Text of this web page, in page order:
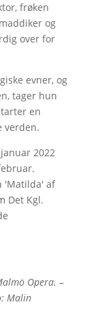
frøken
og
over for
evner, og
tager hun
en
verden.
2022
'Matilda' af
Det Kgl.
Opera. –
Malin